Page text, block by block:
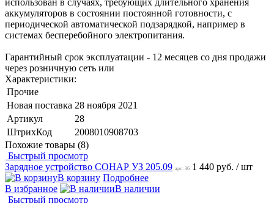
аккумуляторов в состоянии постоянной готовности, с
периодической автоматической подзарядкой, например в
системах бесперебойного электропитания.
Гарантийный срок эксплуатации - 12 месяцев со дня продажи
через розничную сеть или
Характеристики:
Прочие
Новая поставка 28 ноября 2021
Артикул
28
ШтрихКод
2008010908703
Похожие товары (8)
Быстрый просмотр
Зарядное устройство СОНАР УЗ 205.09 арт: 36 1 440 руб. / шт
В корзину Подробнее
В избранное
В наличии
Быстрый просмотр